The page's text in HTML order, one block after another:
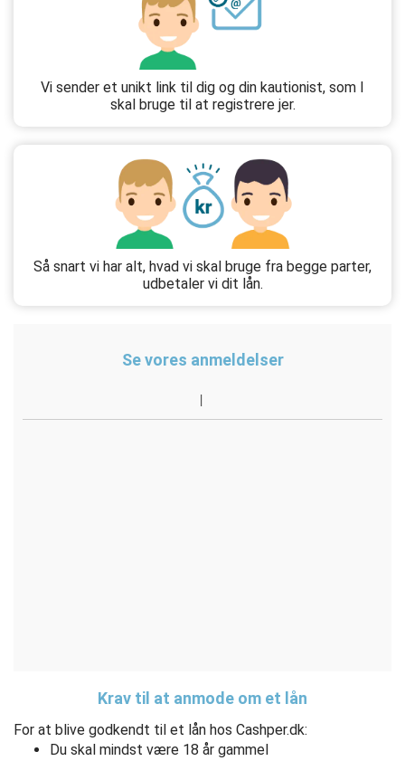
Vi sender et unikt link til dig og din kautionist, som I
skal bruge til at registrere jer.
Så snart vi har alt, hvad vi skal bruge fra begge parter,
udbetaler vi dit lån.
Se vores anmeldelser
Krav til at anmode om et lån
For at blive godkendt til et lån hos Cashper.dk:
Du skal mindst være 18 år gammel